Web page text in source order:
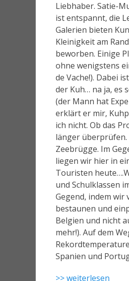
Liebhaber. Satie-
ist entspannt, die
Galerien bieten
Kleinigkeit am
beworben. Einige
ohne wenigstens
de Vache!). Dabei
der Kuh… na ja, es
(der Mann hat
erklärt er mir,
ich nicht. Ob das
länger überprüfen.
Zeebrügge. Im
liegen wir hier in
Touristen
und Schulklassen
Gegend, indem
bestaunen und
Belgien und nicht
mehr!). Auf dem
Spanien und
>> weiterlesen